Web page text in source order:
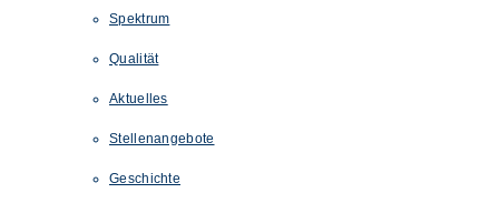
Spektrum
Qualität
Aktuelles
Stellenangebote
Geschichte